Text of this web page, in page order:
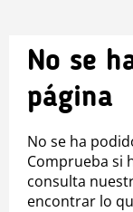
No se
página
No se ha
Comprueba si
consulta
encontrar lo